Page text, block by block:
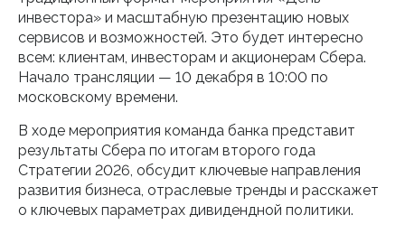
инвестора» и масштабную презентацию новых
сервисов и возможностей. Это будет интересно
всем: клиентам, инвесторам и акционерам Сбера.
Начало трансляции — 10 декабря в 10:00 по
московскому времени.
В ходе мероприятия команда банка представит
результаты Сбера по итогам второго года
Стратегии 2026, обсудит ключевые направления
развития бизнеса, отраслевые тренды и расскажет
о ключевых параметрах дивидендной политики.